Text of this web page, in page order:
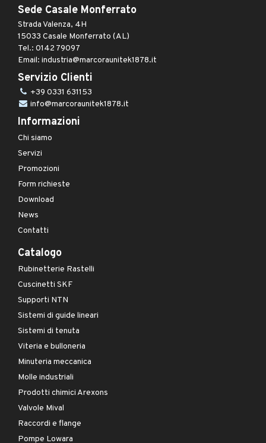
Sede Casale Monferrato
Strada Valenza, 4H
15033 Casale Monferrato (AL)
Tel.: 0142 79097
Email: industria@marcoraunitek1878.it
Servizio Clienti
+39 0331 631153
info@marcoraunitek1878.it
Informazioni
Chi siamo
Servizi
Promozioni
Form richieste
Download
News
Contatti
Catalogo
Rubinetterie Rastelli
Cuscinetti SKF
Supporti NTN
Sistemi di guide lineari
Sistemi di tenuta
Viteria e bulloneria
Minuteria meccanica
Molle industriali
Prodotti chimici Arexons
Valvole Mival
Raccordi e flange
Pompe Lowara